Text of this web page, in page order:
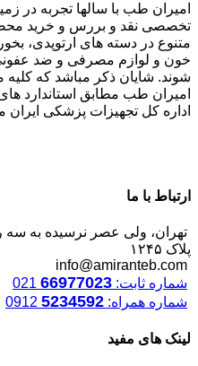
امیران طب با سالها تجربه در
تخصصی نقد و بررس و خرید
متنوع در دسته های ارتوپدی،
خون و لوازم مصرفی و ضد
شوند. شایان ذکر مباشد که
امیران طب مطابق استاندارد
اداره کل تجهیزات پزشکی ایران
ارتباط با ما
تهران، ولی عصر نرسیده به
پلاک ۱۲۴۵
info@amiranteb.com
شماره ثابت: 66977023
شماره همراه: 5234592
لینک های مفید